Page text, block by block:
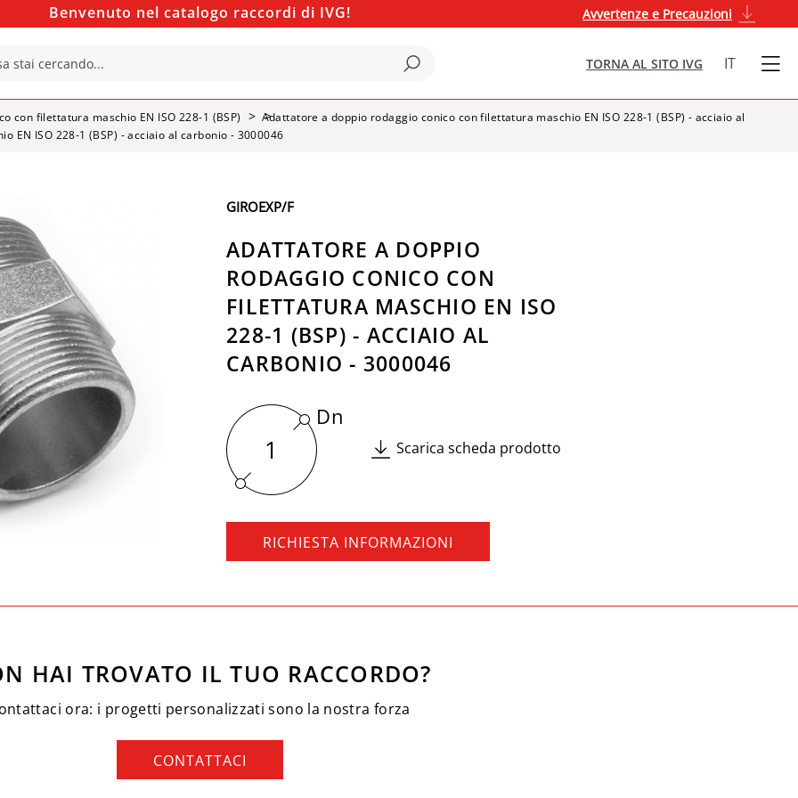
Benvenuto nel catalogo raccordi di IVG! Avvertenze e Precauzioni
TORNA AL SITO IVG IT
con filettatura maschio EN ISO 228-1 (BSP)
Adattatore a doppio rodaggio conico con filettatura maschio EN ISO 228-1 (BSP) - acciaio al
EN ISO 228-1 (BSP) - acciaio al carbonio - 3000046
GIROEXP/F
ADATTATORE A DOPPIO
RODAGGIO CONICO CON
FILETTATURA MASCHIO EN ISO
228-1 (BSP) - ACCIAIO AL
CARBONIO - 3000046
1
Dn
Scarica scheda prodotto
RICHIESTA INFORMAZIONI
HAI TROVATO IL TUO RACCORDO?
ora: i progetti personalizzati sono la nostra forza
CONTATTACI